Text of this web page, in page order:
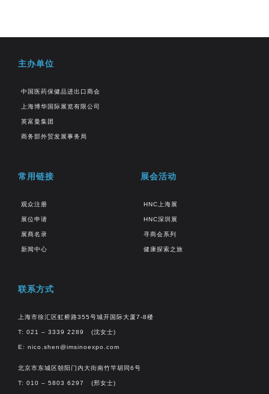
主办单位
中国医药保健品进出口商会
上海博华国际展览有限公司
英富曼集团
商务部外贸发展事务局
常用链接
观众注册
展位申请
展商名录
新闻中心
展会活动
HNC上海展
HNC深圳展
寻商会系列
健康探索之旅
联系方式
上海市徐汇区虹桥路355号城开国际大厦7-8楼
T: 021 – 3339 2289 (沈女士)
E: nico.shen@imsinoexpo.com
北京市东城区朝阳门内大街南竹竿胡同6号
T: 010 – 5803 6297 (邢女士)